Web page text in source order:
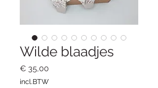
Wilde blaadjes
€ 35,00
incl.BTW